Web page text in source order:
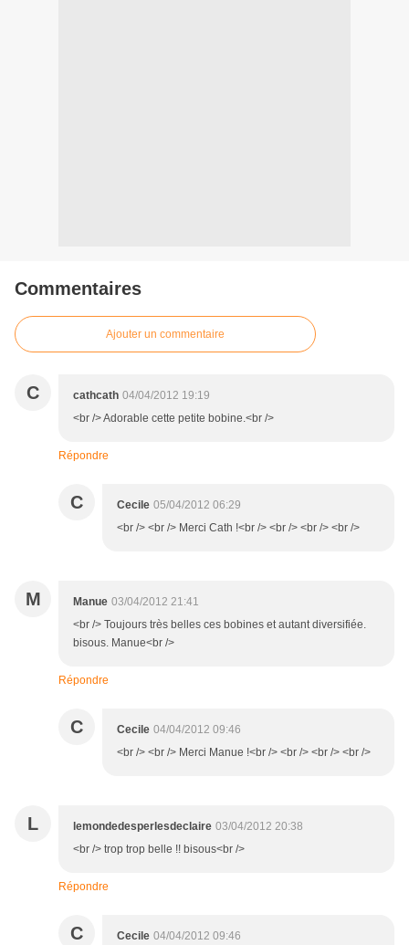
Commentaires
Ajouter un commentaire
C cathcath 04/04/2012 19:19
<br /> Adorable cette petite bobine.<br />
Répondre
C Cecile 05/04/2012 06:29
<br /> <br /> Merci Cath !<br /> <br /> <br /> <br />
M Manue 03/04/2012 21:41
<br /> Toujours très belles ces bobines et autant diversifiée.
bisous. Manue<br />
Répondre
C Cecile 04/04/2012 09:46
<br /> <br /> Merci Manue !<br /> <br /> <br /> <br />
L lemondedesperlesdeclaire 03/04/2012 20:38
<br /> trop trop belle !! bisous<br />
Répondre
C Cecile 04/04/2012 09:46